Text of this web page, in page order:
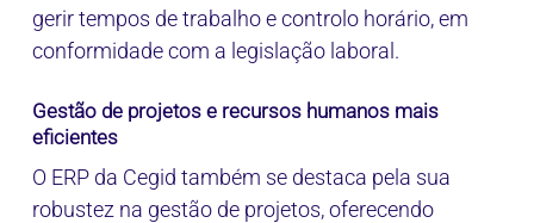
gerir tempos de trabalho e controlo horário, em
conformidade com a legislação laboral.
Gestão de projetos e recursos humanos mais
eficientes
O ERP da Cegid também se destaca pela sua
robustez na gestão de projetos, oferecendo